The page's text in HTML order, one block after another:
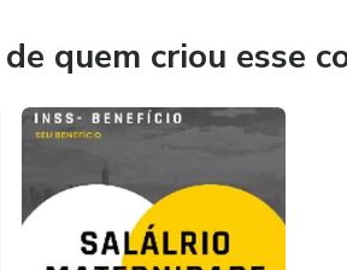
quem criou esse